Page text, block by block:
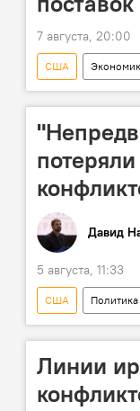
7 августа, 20:00
США
сжиженный газ
Давид
5 августа, 11:33
США Политика
Линии